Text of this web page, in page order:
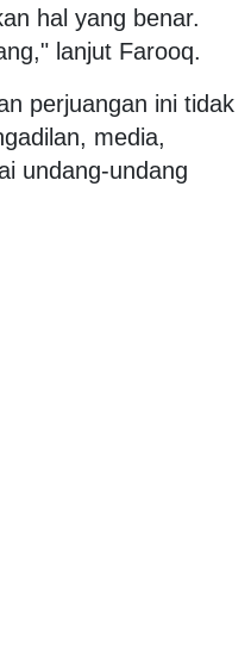
hal yang benar.
lanjut Farooq.
perjuangan ini tidak
media,
undang-undang